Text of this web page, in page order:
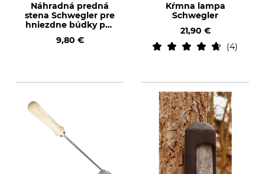
Náhradná predná
stena Schwegler pre
hniezdne búdky pre
9,80 €
Kŕmna lampa
Schwegler
21,90 €
4